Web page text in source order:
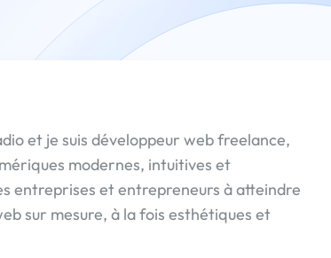
et je suis développeur web freelance,
modernes, intuitives et
entreprises et entrepreneurs à atteindre
sur mesure, à la fois esthétiques et